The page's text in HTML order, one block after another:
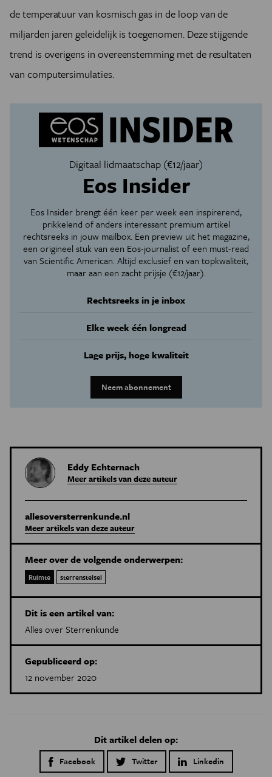
de temperatuur van kosmisch gas in de loop van de
miljarden jaren geleidelijk is toegenomen. Deze stijgende
trend is overigens in overeenstemming met de resultaten
van computersimulaties.
Digitaal lidmaatschap (€12/jaar)
Eos Insider
Eos Insider brengt één keer per week een inspirerend,
prikkelend of anders interessant premium artikel
rechtsreeks in jouw mailbox. Een preview uit het magazine,
een origineel stuk van een Eos-journalist of een must-read
van Scientific American. Altijd exclusief en van topkwaliteit,
maar aan een zacht prijsje (€12/jaar).
Rechtsreeks in je inbox
Elke week één longread
Lage prijs, hoge kwaliteit
Neem abonnement
Eddy Echternach
Meer artikels van deze auteur
allesoversterrenkunde.nl
Meer artikels van deze auteur
Meer over de volgende onderwerpen:
Ruimte sterrenstelsel
Dit is een artikel van:
Alles over Sterrenkunde
Gepubliceerd op:
12 november 2020
Dit artikel delen op:
Facebook Twitter Linkedin